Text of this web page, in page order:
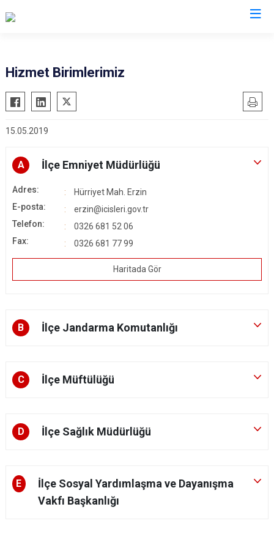
Altınözü
Belen
Dörtyol
Hassa
İskenderun
Kırıkhan
Kumlu
Arsuz
Antakya
Defne
Hizmet Birimlerimiz
15.05.2019
A İlçe Emniyet Müdürlüğü
Adres:
Hürriyet Mah. Erzin
E-posta:
erzin@icisleri.gov.tr
Telefon:
0326 681 52 06
Fax:
0326 681 77 99
Haritada Gör
B İlçe Jandarma Komutanlığı
C İlçe Müftülüğü
D İlçe Sağlık Müdürlüğü
E
İlçe Sosyal Yardımlaşma ve Dayanışma
Vakfı Başkanlığı